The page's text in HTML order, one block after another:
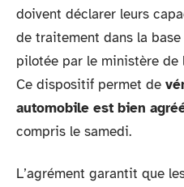
doivent déclarer leurs
de traitement dans la
pilotée par le ministère de
Ce dispositif permet de
automobile est bien
compris le samedi.
L’agrément garantit que